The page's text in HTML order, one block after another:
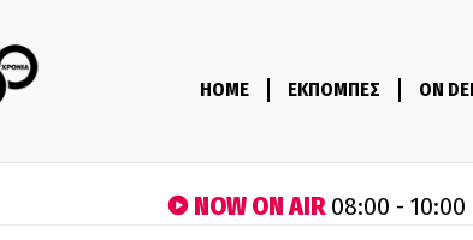
HOME ΕΚΠΟΜΠΕΣ ON
NOW ON AIR08:00 - 10:00